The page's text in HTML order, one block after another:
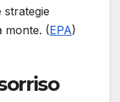
monte. (EPA)